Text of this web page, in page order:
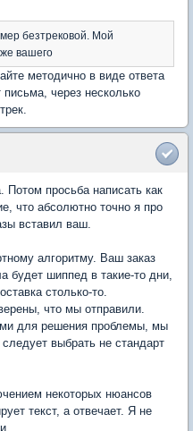
безтрековой. Мой
вашего
методично в виде ответа
через несколько
Потом просьба написать как
что абсолютно точно я про
вставил ваш.
алгоритму. Ваш заказ
будет шиппед в такие-то дни,
столько-то.
что мы отправили.
для решения проблемы, мы
выбрать не стандарт
некоторых нюансов
текст, а отвечает. Я не